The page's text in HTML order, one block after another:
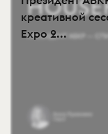
креативной
Expo 2...